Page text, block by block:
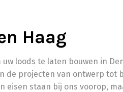
Haag
loods te laten bouwen in
de projecten van ontwerp tot
eisen staan bij ons voorop,